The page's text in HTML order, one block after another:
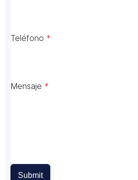
Teléfono *
Mensaje *
Submit